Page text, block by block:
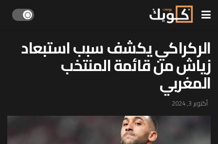
الركراكي يكشف سبب استبعاد
زياش من قائمة المنتخب
المغربي
أكتوبر 3, 2024